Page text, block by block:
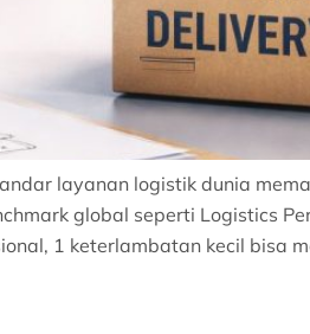
layanan logistik dunia
global seperti Logistics
1 keterlambatan kecil bisa